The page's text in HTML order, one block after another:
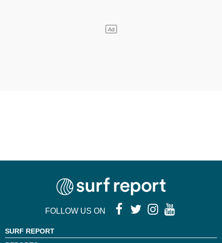
FOLLOW US ON
SURF REPORT